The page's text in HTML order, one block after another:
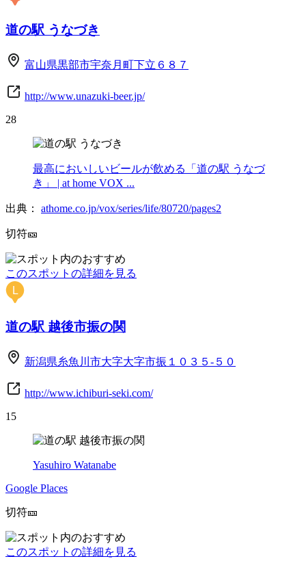
道の駅 うなづき
富山県黒部市宇奈月町下立６８７
http://www.unazuki-beer.jp/
28
最高においしいビールが飲める「道の駅 うなづ
き」 | at home VOX ...
出典： athome.co.jp/vox/series/life/80720/pages2
切符🎫
このスポットの詳細を見る
L
道の駅 越後市振の関
新潟県糸魚川市大字大字市振１０３５-５０
http://www.ichiburi-seki.com/
15
Yasuhiro Watanabe
Google Places
切符🎫
このスポットの詳細を見る